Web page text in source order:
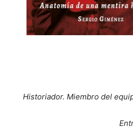
Historiador. Miembro del